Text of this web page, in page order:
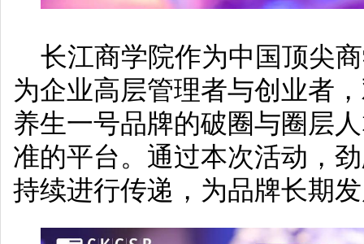
长江商学院作为中国顶尖
为企业高层管理者与创业者
养生一号品牌的破圈与圈层
准的平台。通过本次活动，
持续进行传递，为品牌长期